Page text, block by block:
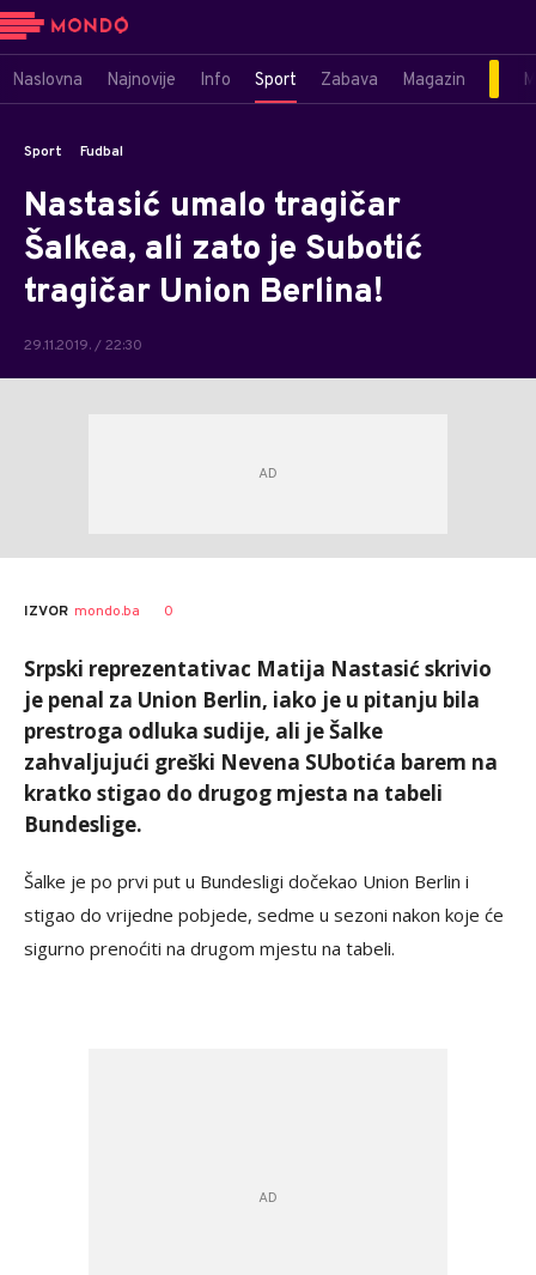
Naslovna Najnovije Info Sport Zabava Magazin
Sport Fudbal
Nastasić umalo tragičar
Šalkea, ali zato je Subotić
tragičar Union Berlina!
29.11.2019. / 22:30
IZVOR mondo.ba 0
Srpski reprezentativac Matija Nastasić skrivio
je penal za Union Berlin, iako je u pitanju bila
prestroga odluka sudije, ali je Šalke
zahvaljujući greški Nevena SUbotića barem na
kratko stigao do drugog mjesta na tabeli
Bundeslige.
Šalke je po prvi put u Bundesligi dočekao Union Berlin i
stigao do vrijedne pobjede, sedme u sezoni nakon koje će
sigurno prenoćiti na drugom mjestu na tabeli.